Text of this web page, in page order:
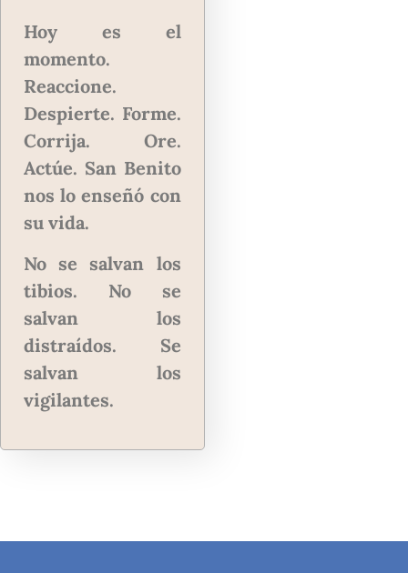
Hoy es el
momento.
Reaccione.
Despierte. Forme.
Corrija. Ore.
Actúe. San Benito
nos lo enseñó con
su vida.
No se salvan los
tibios. No se
salvan los
distraídos. Se
salvan los
vigilantes.